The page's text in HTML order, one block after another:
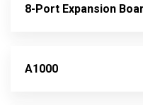
8-Port Expansion
A1000